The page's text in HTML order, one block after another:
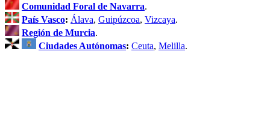
Comunidad Foral de Navarra.
País Vasco: Álava, Guipúzcoa, Vizcaya.
Región de Murcia.
Ciudades Autónomas: Ceuta, Melilla.